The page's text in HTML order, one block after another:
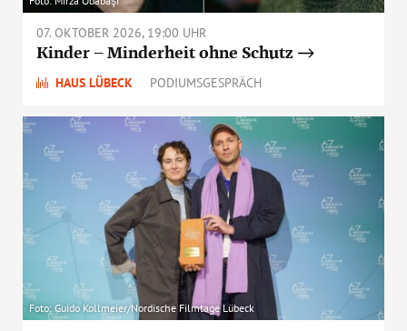
07. OKTOBER 2026, 19:00 UHR
Kinder – Minderheit ohne Schutz
HAUS LÜBECK PODIUMSGESPRÄCH
Foto: Guido Kollmeier/Nordische Filmtage Lübeck